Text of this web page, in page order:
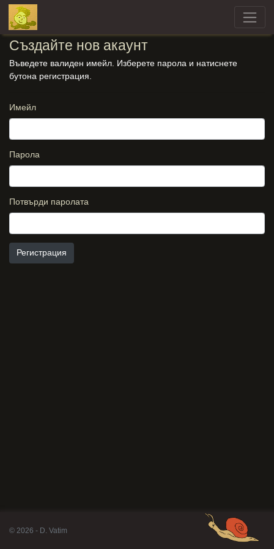
Създайте нов акаунт
Въведете валиден имейл. Изберете парола и натиснете
бутона регистрация.
Имейл
Парола
Потвърди паролата
Регистрация
© 2026 - D. Vatim